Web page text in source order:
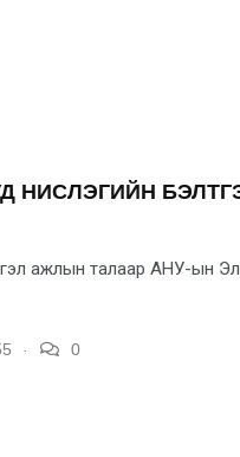
НИСЛЭГИЙН
ажлын талаар АНУ-ын
0